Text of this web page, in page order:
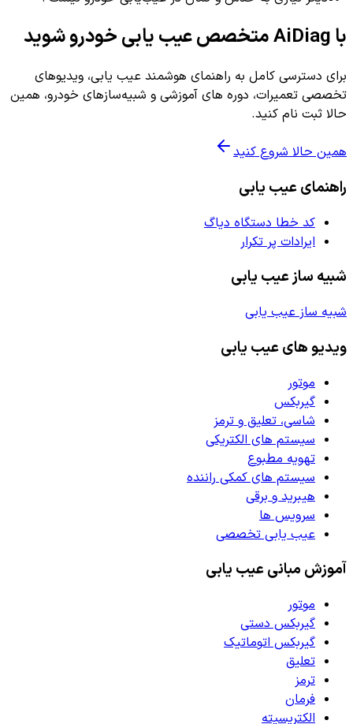
با AiDiag متخصص عیب یابی خودرو شوید
برای دسترسی کامل به راهنمای هوشمند عیب یابی، ویدیوهای
تخصصی تعمیرات، دوره های آموزشی و شبیه‌سازهای خودرو، همین
حالا ثبت نام کنید.
همین حالا شروع کنید
راهنمای عیب یابی
کد خطا دستگاه دیاگ
ایرادات پر تکرار
شبیه ساز عیب یابی
شبیه ساز عیب یابی
ویدیو های عیب یابی
موتور
گیربکس
شاسی، تعلیق و ترمز
سیستم های الکتریکی
تهویه مطبوع
سیستم های کمکی راننده
هیبرید و برقی
سرویس ها
عیب یابی تخصصی
آموزش مبانی عیب یابی
موتور
گیربکس دستی
گیربکس اتوماتیک
تعلیق
ترمز
فرمان
الکتریسیته